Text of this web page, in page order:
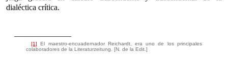
dialéctica crítica.
[1]
El maestro-encuadernador Reichardt, era uno de los principales
colaboradores de la Literaturzeitung. [N. de la Edit.]